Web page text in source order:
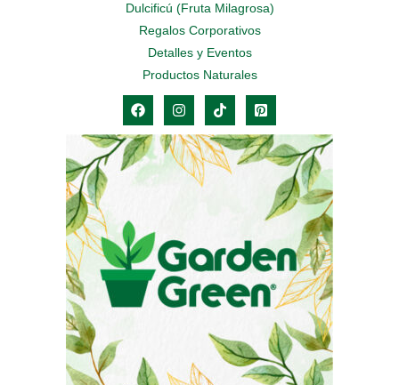
Dulcificú (Fruta Milagrosa)
Regalos Corporativos
Detalles y Eventos
Productos Naturales